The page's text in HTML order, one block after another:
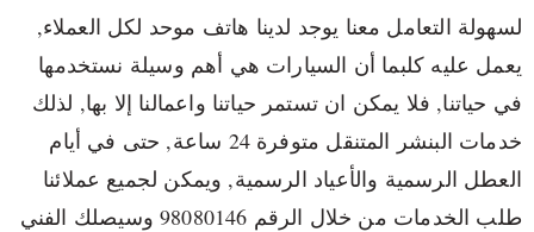
لسهولة التعامل معنا يوجد لدينا هاتف موحد لكل العملاء,
يعمل عليه كلبما أن السيارات هي أهم وسيلة نستخدمها
في حياتنا, فلا يمكن ان تستمر حياتنا واعمالنا إلا بها, لذلك
خدمات البنشر المتنقل متوفرة 24 ساعة, حتى في أيام
العطل الرسمية والأعياد الرسمية, ويمكن لجميع عملائنا
طلب الخدمات من خلال الرقم 98080146‬ وسيصلك الفني